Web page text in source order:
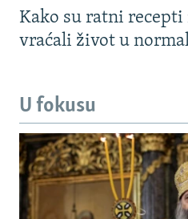
Kako su ratni
vraćali život u
U fokusu